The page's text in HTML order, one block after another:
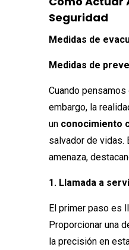
Seguridad
Medidas de
Medidas de
Cuando
embargo, la
un conocimiento
salvador de vidas.
amenaza,
1. Llamada a
El primer paso es
Proporcionar una
la precisión en